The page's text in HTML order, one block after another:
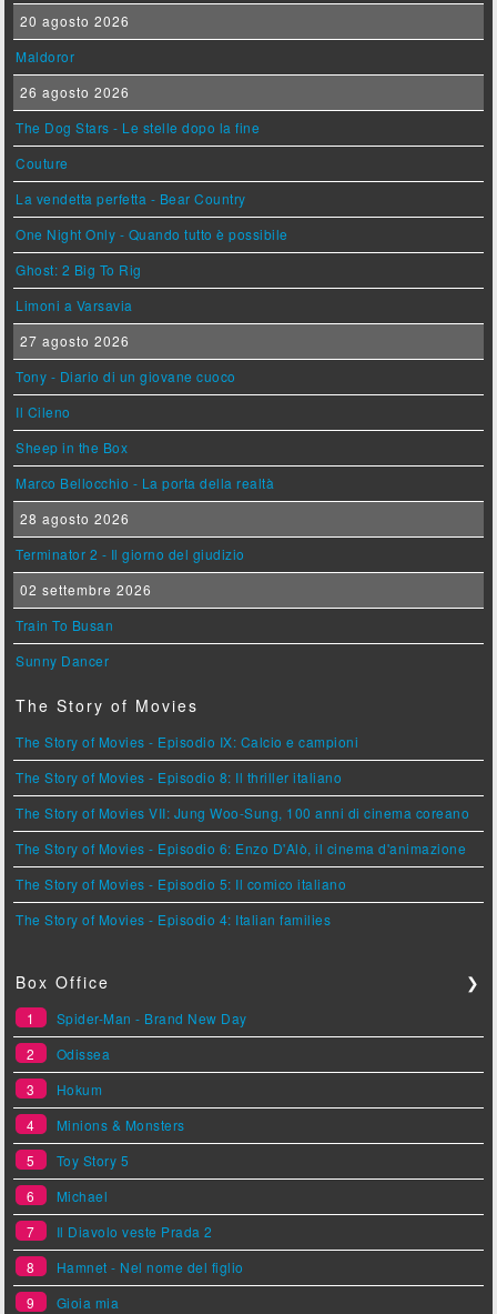
20 agosto 2026
Maldoror
26 agosto 2026
The Dog Stars - Le stelle dopo la fine
Couture
La vendetta perfetta - Bear Country
One Night Only - Quando tutto è possibile
Ghost: 2 Big To Rig
Limoni a Varsavia
27 agosto 2026
Tony - Diario di un giovane cuoco
Il Cileno
Sheep in the Box
Marco Bellocchio - La porta della realtà
28 agosto 2026
Terminator 2 - Il giorno del giudizio
02 settembre 2026
Train To Busan
Sunny Dancer
The Story of Movies
The Story of Movies - Episodio IX: Calcio e campioni
The Story of Movies - Episodio 8: Il thriller italiano
The Story of Movies VII: Jung Woo-Sung, 100 anni di cinema coreano
The Story of Movies - Episodio 6: Enzo D'Alò, il cinema d'animazione
The Story of Movies - Episodio 5: Il comico italiano
The Story of Movies - Episodio 4: Italian families
Box Office ❯
1
Spider-Man - Brand New Day
2
Odissea
3
Hokum
4
Minions & Monsters
5
Toy Story 5
6
Michael
7
Il Diavolo veste Prada 2
8
Hamnet - Nel nome del figlio
9
Gioia mia